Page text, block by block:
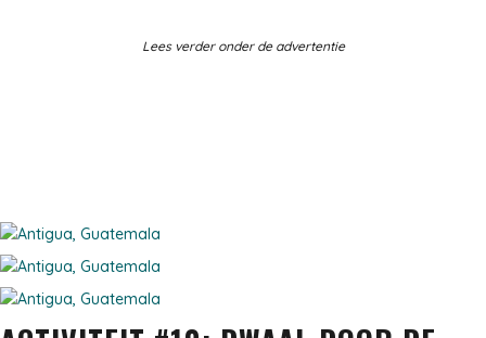
Lees verder onder de advertentie